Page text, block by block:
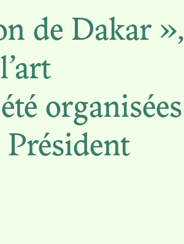
de Dakar »,
organisées
FROM